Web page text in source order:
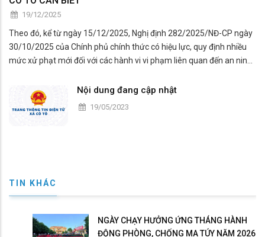
19/12/2025
Theo đó, kể từ ngày 15/12/2025, Nghị định 282/2025/NĐ-CP ngày
30/10/2025 của Chính phủ chính thức có hiệu lực, quy định nhiều
mức xử phạt mới đối với các hành vi vi phạm liên quan đến an ninh,
Nội dung đang cập nhật
19/05/2023
TIN KHÁC
NGÀY CHẠY HƯỞNG ỨNG THÁNG HÀNH
ĐỘNG PHÒNG, CHỐNG MA TÚY NĂM 2026